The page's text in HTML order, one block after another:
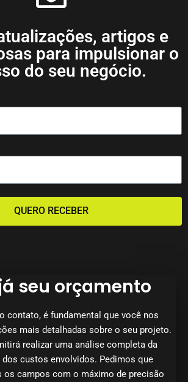
artigos e
para impulsionar o
do seu negócio.
QUERO RECEBER
seu orçamento
contato, é fundamental que você nos
mais detalhadas sobre o seu projeto.
realizar uma análise completa da
dos custos envolvidos. Pedimos que
os campos com o máximo de precisão